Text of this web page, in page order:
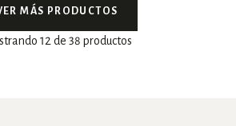
MÁS PRODUCTOS
12 de 38 productos